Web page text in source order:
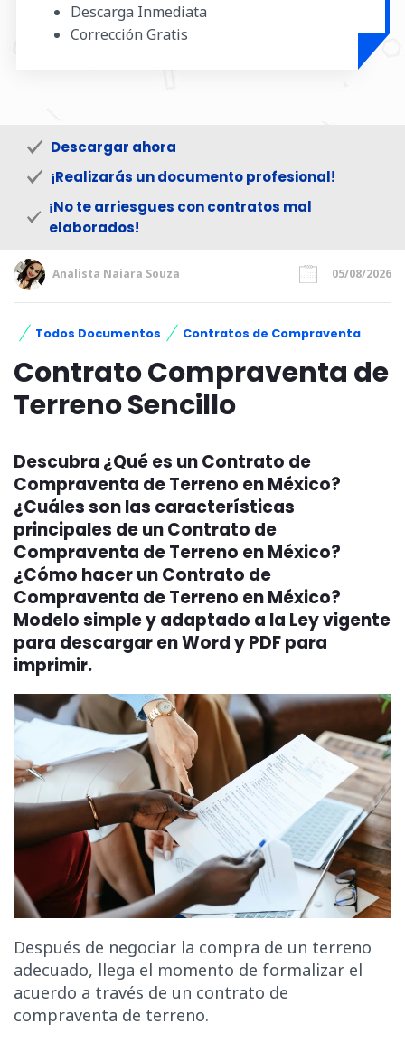
Descarga Inmediata
Corrección Gratis
Descargar ahora
¡Realizarás un documento profesional!
¡No te arriesgues con contratos mal
elaborados!
Analista Naiara Souza 05/08/2026
Todos Documentos Contratos de Compraventa
Contrato Compraventa de
Terreno Sencillo
Descubra ¿Qué es un Contrato de
Compraventa de Terreno en México?
¿Cuáles son las características
principales de un Contrato de
Compraventa de Terreno en México?
¿Cómo hacer un Contrato de
Compraventa de Terreno en México?
Modelo simple y adaptado a la Ley vigente
para descargar en Word y PDF para
imprimir.
Después de negociar la compra de un terreno
adecuado, llega el momento de formalizar el
acuerdo a través de un contrato de
compraventa de terreno.